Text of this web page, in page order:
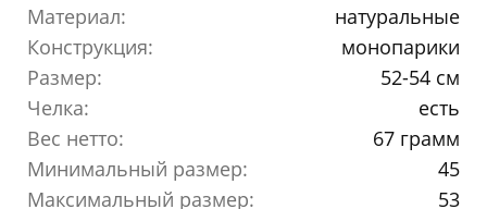
Материал:
натуральные
Конструкция:
монопарики
Размер:
52-54 см
Челка:
есть
Вес нетто:
67 грамм
Минимальный размер:
45
Максимальный размер:
53